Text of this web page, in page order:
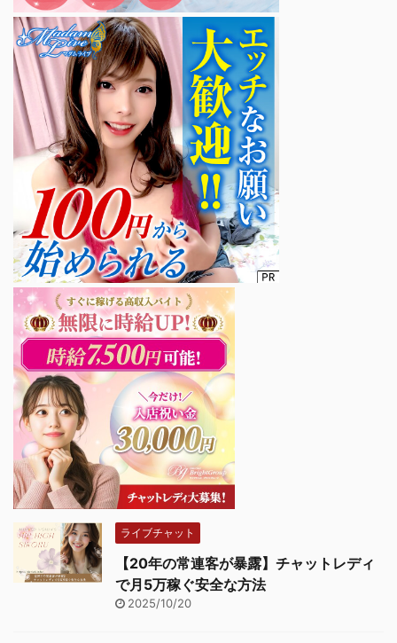
ライブチャット
【20年の常連客が暴露】チャットレディ
で月5万稼ぐ安全な方法
2025/10/20